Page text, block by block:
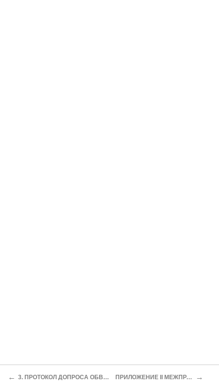
← 3. ПРОТОКОЛ ДОПРОСА ОБВИНЯЕМОГО КЛИМКОВСКОГО ЕЖИ МЕЧЕСЛАВОВИЧА ОТ 24-ГО ДЕКАБРЯ 1940 ГОДА ПРИЛОЖЕНИЕ II МЕЖПРАВИТЕЛЬСТВЕННЫЕ СОВЕТСКО-ПОЛЬСКИЕ СОГЛАШЕНИЯ, 1941 ГОД →